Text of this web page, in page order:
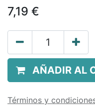
7,19 €
AÑADIR AL
Términos y